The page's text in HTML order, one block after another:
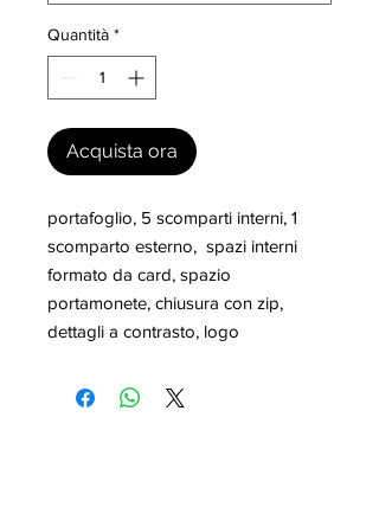
Quantità *
Acquista ora
portafoglio, 5 scomparti interni, 1
scomparto esterno,  spazi interni
formato da card, spazio
portamonete, chiusura con zip,
dettagli a contrasto, logo